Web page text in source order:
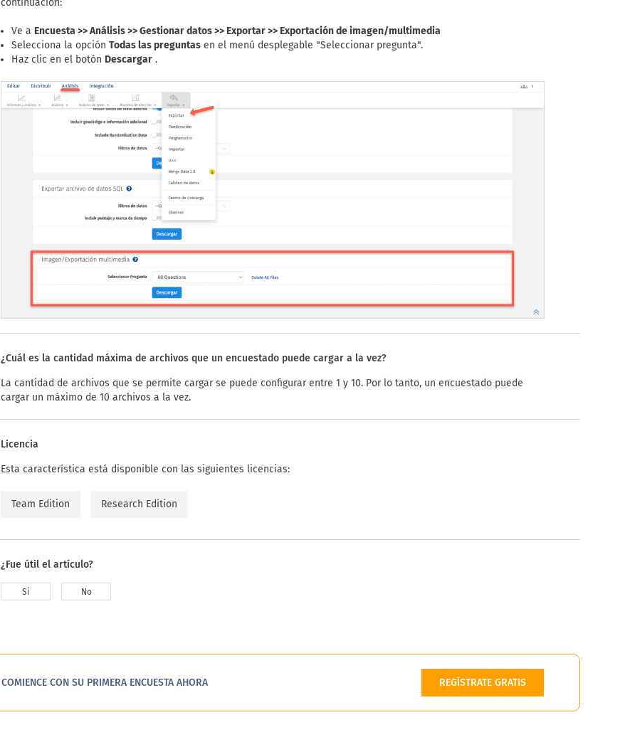
Ve a Encuesta >> Análisis >> Gestionar datos >> Exportar >> Exportación de imagen/multimedia
Selecciona la opción Todas las preguntas en el menú desplegable "Seleccionar pregunta".
Haz clic en el botón Descargar .
¿Cuál es la cantidad máxima de archivos que un encuestado puede cargar a la vez?
La cantidad de archivos que se permite cargar se puede configurar entre 1 y 10. Por lo tanto, un encuestado puede
cargar un máximo de 10 archivos a la vez.
Licencia
Esta característica está disponible con las siguientes licencias:
Team Edition Research Edition
¿Fue útil el artículo?
Si No
COMIENCE CON SU PRIMERA ENCUESTA AHORA REGÍSTRATE GRATIS